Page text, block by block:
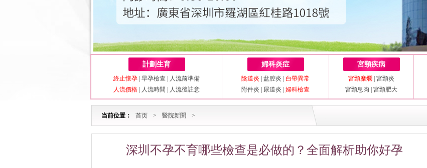
計劃生育
終止懷孕 早孕檢查
人流前準備
人流價格
人流時間 人流後註意
婦科炎症
陰道炎 盆腔炎
白帶異常
附件炎
尿道炎 婦科檢查
宮頸疾病
宮頸糜爛
宮頸炎
宮頸息肉
宮頸肥大
当前位置： 首页 > 醫院新聞 >
深圳不孕不育哪些檢查是必做的？全面解析助你好孕